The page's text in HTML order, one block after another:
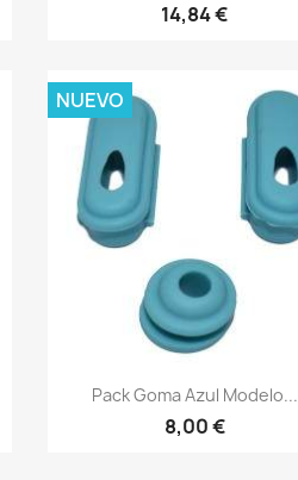
14,84 €
Vista rápida
Pack Goma Azul Modelo...
8,00 €
NUEVO